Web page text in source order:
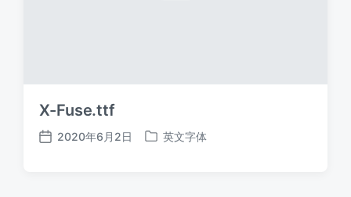
X-Fuse.ttf
发
2020年6月2日
发
英文字体